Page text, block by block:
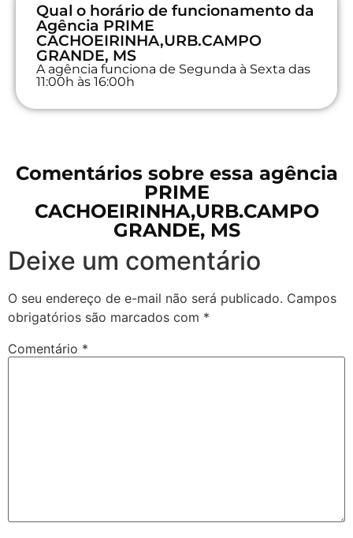
Qual o horário de funcionamento da
Agência PRIME
CACHOEIRINHA,URB.CAMPO
GRANDE, MS
A agência funciona de Segunda à Sexta das
11:00h às 16:00h
Comentários sobre essa agência
PRIME
CACHOEIRINHA,URB.CAMPO
GRANDE, MS
Deixe um comentário
O seu endereço de e-mail não será publicado. Campos
obrigatórios são marcados com *
Comentário *